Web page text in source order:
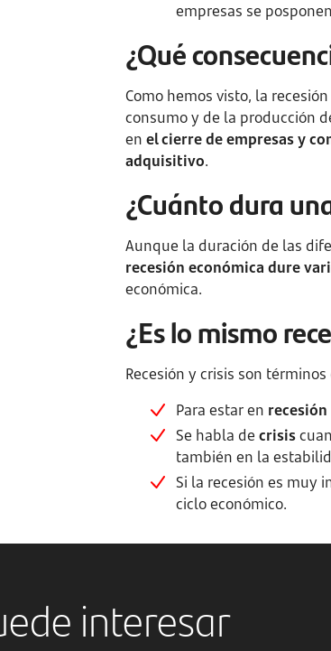
empresas se
¿Qué
Como hemos visto, la
consumo y de la producción
en el cierre de empresas y
adquisitivo.
¿Cuánto dura
Aunque la duración de las
recesión económica dure
económica.
¿Es lo mismo
Recesión y crisis son
Para estar en recesión
Se habla de crisis
también en la
Si la recesión es muy
ciclo económico.
interesar